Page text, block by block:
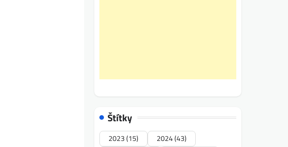
Štítky
2023(15) 2024(43)